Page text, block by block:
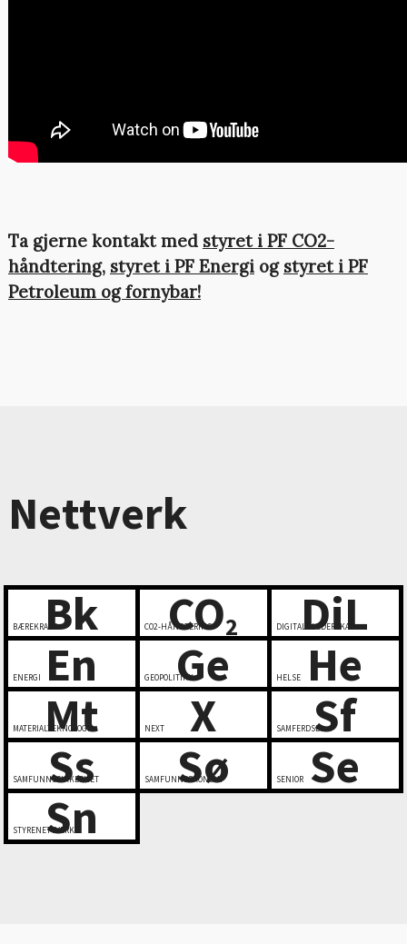
Ta gjerne kontakt med styret i PF CO2-
håndtering, styret i PF Energiog styret i PF
Petroleum og fornybar!
Nettverk
Bk
BÆREKRAFT CO2
CO2-HÅNDTERING DiL
DIGITALT LEDERSKAP
En
ENERGI Ge
GEOPOLITIKK He
HELSE
Mt
MATERIALTEKNOLOGI X
NEXT Sf
SAMFERDSEL
Ss
SAMFUNNSSIKKERHET Sø
SAMFUNNSØKONOMI Se
SENIOR
Sn
STYRENETTVERK